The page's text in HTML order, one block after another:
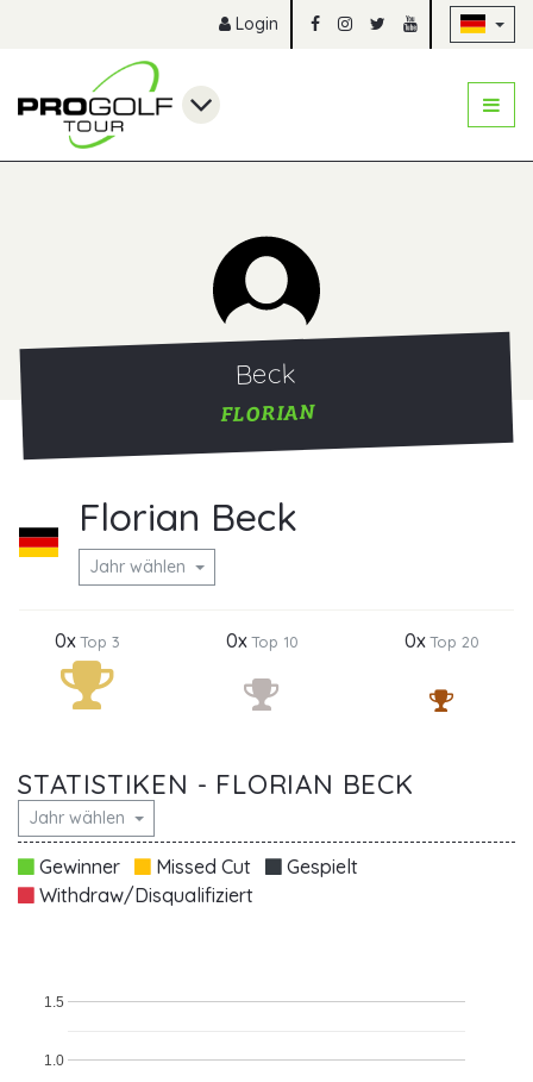
Login
Beck
FLORIAN
Florian Beck
Jahr wählen
0xTop 3 0xTop 10 0xTop 20
STATISTIKEN - FLORIAN BECK
Jahr wählen
Gewinner Missed Cut
Gespielt
Withdraw/Disqualifiziert
1.0
1.5